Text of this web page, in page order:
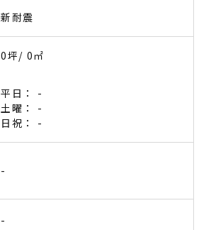
新耐震
0坪/ 0㎡
平日： -
土曜： -
日祝： -
-
-